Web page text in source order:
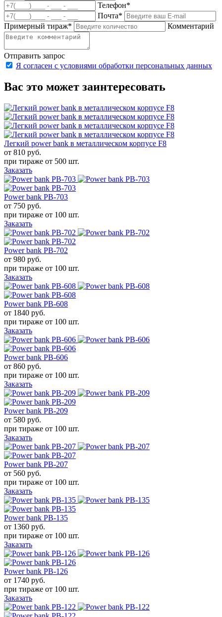
Телефон*
Почта*
Примерный тираж* Комментарий
Отправить запрос
Я согласен с условиями обработки персональных данных
Вас это может заинтересовать
Легкий power bank в металлическом корпусе F8
от 810 руб.
при тираже от 500 шт.
Заказать
Power bank PB-703
от 750 руб.
при тираже от 100 шт.
Заказать
Power bank PB-702
от 980 руб.
при тираже от 100 шт.
Заказать
Power bank PB-608
от 1840 руб.
при тираже от 100 шт.
Заказать
Power bank PB-606
от 860 руб.
при тираже от 100 шт.
Заказать
Power bank PB-209
от 580 руб.
при тираже от 100 шт.
Заказать
Power bank PB-207
от 560 руб.
при тираже от 100 шт.
Заказать
Power bank PB-135
от 1360 руб.
при тираже от 100 шт.
Заказать
Power bank PB-126
от 1740 руб.
при тираже от 100 шт.
Заказать